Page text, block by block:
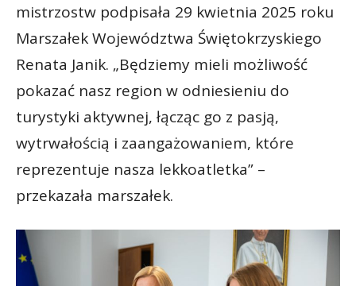
mistrzostw podpisała 29 kwietnia 2025 roku
Marszałek Województwa Świętokrzyskiego
Renata Janik. „Będziemy mieli możliwość
pokazać nasz region w odniesieniu do
turystyki aktywnej, łącząc go z pasją,
wytrwałością i zaangażowaniem, które
reprezentuje nasza lekkoatletka” –
przekazała marszałek.